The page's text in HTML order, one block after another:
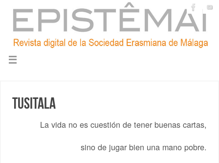
Tusitala
La vida no es cuestión de tener buenas cartas,
sino de jugar bien una mano pobre.